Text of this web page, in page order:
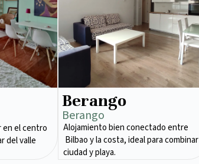
en el centro
del valle
Berango
Berango
Alojamiento bien conectado entre
Bilbao y la costa, ideal para combinar
ciudad y playa.